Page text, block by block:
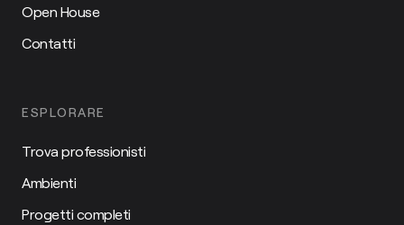
Open House
Contatti
ESPLORARE
Trova professionisti
Ambienti
Progetti completi